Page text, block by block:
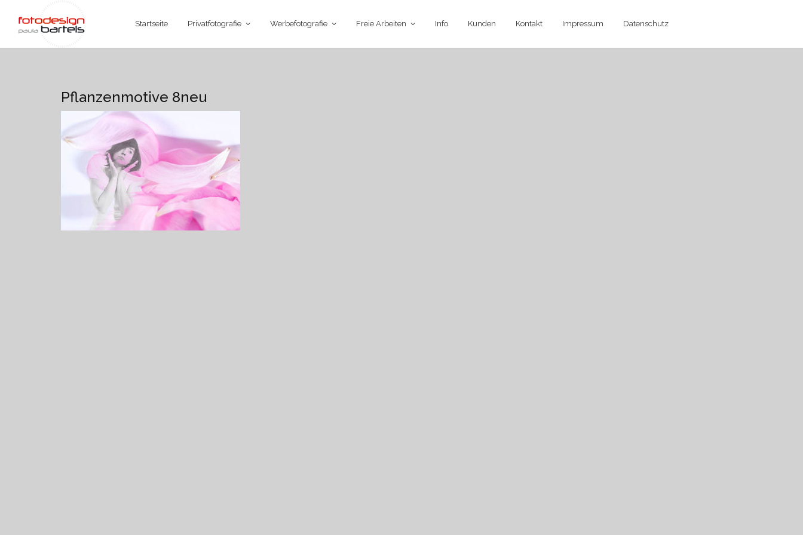
Startseite Privatfotografie Werbefotografie Freie Arbeiten Info Kunden Kontakt Impressum Datenschutz
Pflanzenmotive 8neu